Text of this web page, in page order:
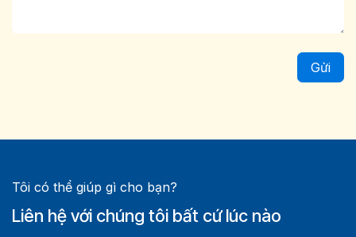
Gửi
Tôi có thể giúp gì cho bạn?
Liên hệ với chúng tôi bất cứ lúc nào